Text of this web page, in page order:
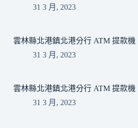
31 3 月, 2023
雲林縣北港鎮北港分行 ATM 提款機
31 3 月, 2023
雲林縣北港鎮北港分行 ATM 提款機
31 3 月, 2023